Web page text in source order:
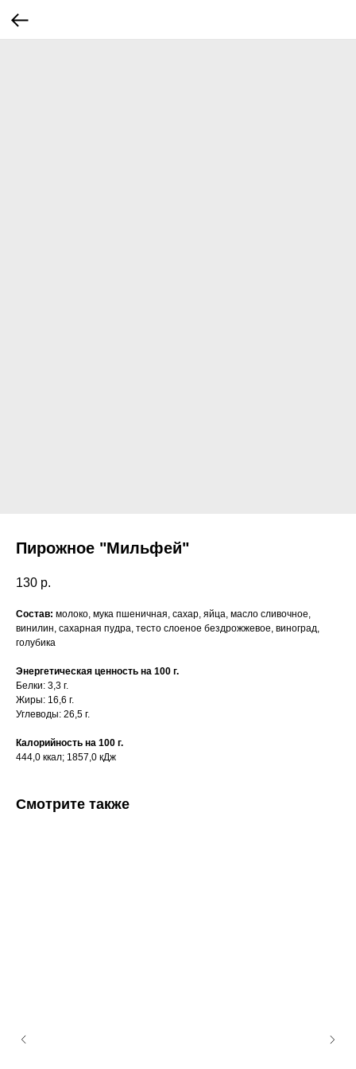
Пирожное "Мильфей"
130 р.
Состав: молоко, мука пшеничная, сахар, яйца, масло сливочное,
винилин, сахарная пудра, тесто слоеное бездрожжевое, виноград,
голубика
Энергетическая ценность на 100 г.
Белки: 3,3 г.
Жиры: 16,6 г.
Углеводы: 26,5 г.
Калорийность на 100 г.
444,0 ккал; 1857,0 кДж
Смотрите также